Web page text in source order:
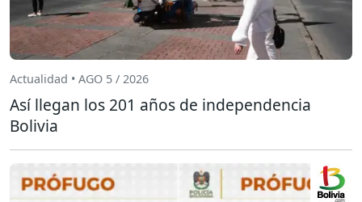
Actualidad • AGO 5 / 2026
Así llegan los 201 años de independencia
Bolivia